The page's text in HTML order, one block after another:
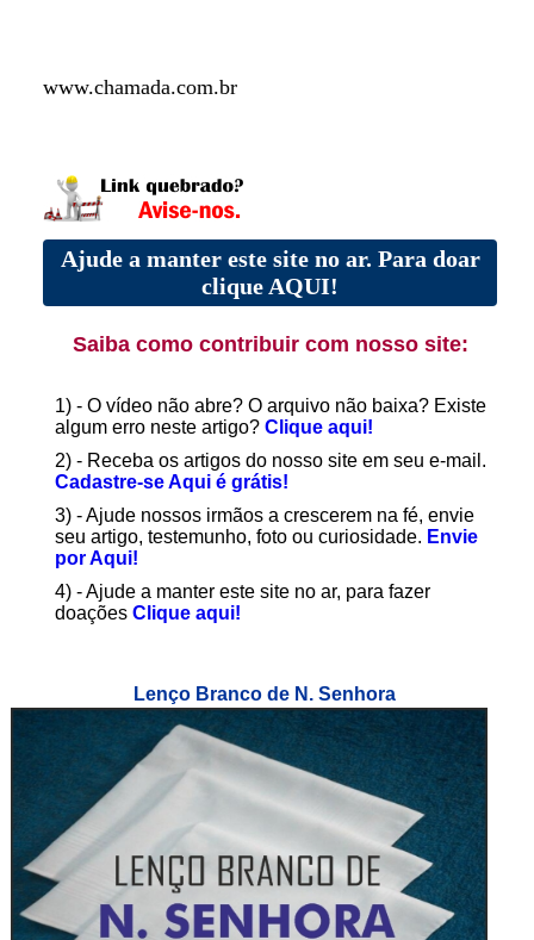
www.chamada.com.br
Ajude a manter este site no ar. Para doar
clique AQUI!
Saiba como contribuir com nosso site:
1) - O vídeo não abre? O arquivo não baixa? Existe
algum erro neste artigo? Clique aqui!
2) - Receba os artigos do nosso site em seu e-mail.
Cadastre-se Aqui é grátis!
3) - Ajude nossos irmãos a crescerem na fé, envie
seu artigo, testemunho, foto ou curiosidade. Envie
por Aqui!
4) - Ajude a manter este site no ar, para fazer
doações Clique aqui!
Lenço Branco de N. Senhora